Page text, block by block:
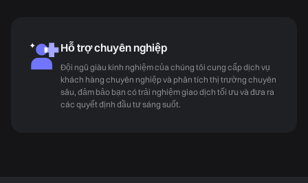
Hỗ trợ chuyên nghiệp
Đội ngũ giàu kinh nghiệm của chúng tôi cung cấp dịch vụ
khách hàng chuyên nghiệp và phân tích thị trường chuyên
sâu, đảm bảo bạn có trải nghiệm giao dịch tối ưu và đưa ra
các quyết định đầu tư sáng suốt.